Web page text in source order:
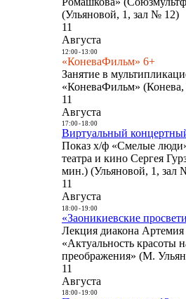
(Ульяновой, 1, зал № 12)
11
Августа
12:00- 13:00
«КоневаФильм» 6+
Занятие в
«КоневаФильм» (Конева,
11
Августа
17:00- 18:00
Виртуальный
Показ х/ф «Смелые
театра и кино Сергея
мин.) (Ульяновой, 1, зал
11
Августа
18:00- 19:00
«Заоникиевские
Лекция диакона
«Актуальность красоты
преображения» (М.
11
Августа
18:00- 19:00